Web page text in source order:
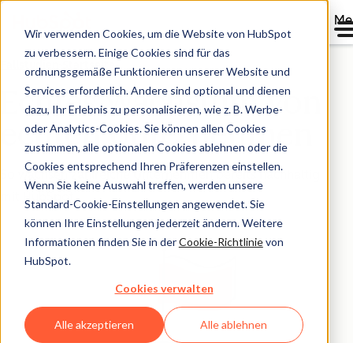
Wir verwenden Cookies, um die Website von HubSpot
zu verbessern. Einige Cookies sind für das
ordnungsgemäße Funktionieren unserer Website und
Services erforderlich. Andere sind optional und dienen
dazu, Ihr Erlebnis zu personalisieren, wie z. B. Werbe-
oder Analytics-Cookies. Sie können allen Cookies
zustimmen, alle optionalen Cookies ablehnen oder die
Cookies entsprechend Ihren Präferenzen einstellen.
Wenn Sie keine Auswahl treffen, werden unsere
Standard-Cookie-Einstellungen angewendet. Sie
können Ihre Einstellungen jederzeit ändern. Weitere
Informationen finden Sie in derCookie-Richtlinievon
HubSpot.
Cookies verwalten
Alle akzeptieren Alle ablehnen
Fallstudien-Startseite
Echtes Wachstum von
echten Unternehmen
So wachsen zahlreiche Unternehmen bereits nachhaltig
mit HubSpot.